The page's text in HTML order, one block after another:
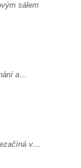
sálem
a…
v…